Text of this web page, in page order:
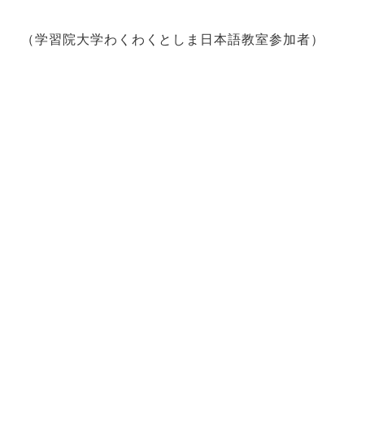
としま日本語教室参加者）